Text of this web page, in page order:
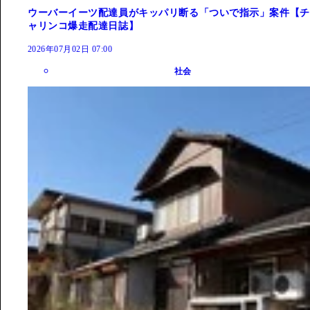
ウーバーイーツ配達員がキッパリ断る「ついで指示」案件【チ
ャリンコ爆走配達日誌】
2026年07月02日 07:00
社会